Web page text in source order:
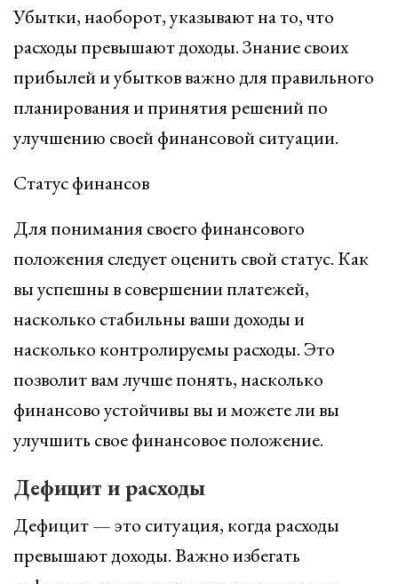
Убытки, наоборот, указывают на то, что
расходы превышают доходы. Знание своих
прибылей и убытков важно для правильного
планирования и принятия решений по
улучшению своей финансовой ситуации.
Статус финансов
Для понимания своего финансового
положения следует оценить свой статус. Как
вы успешны в совершении платежей,
насколько стабильны ваши доходы и
насколько контролируемы расходы. Это
позволит вам лучше понять, насколько
финансово устойчивы вы и можете ли вы
улучшить свое финансовое положение.
Дефицит и расходы
Дефицит — это ситуация, когда расходы
превышают доходы. Важно избегать